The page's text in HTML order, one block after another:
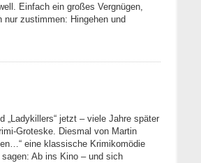
Einfach ein großes Vergnügen,
nur zustimmen: Hingehen und
„Ladykillers“ jetzt – viele Jahre später
Groteske. Diesmal von Martin
eine klassische Krimikomödie
Ab ins Kino – und sich